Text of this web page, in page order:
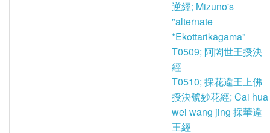
逆經; Mizuno's
"alternate
*Ekottarikāgama"
T0509; 阿闍世王授決
經
T0510; 採花違王上佛
授決號妙花經; Cai hua
wei wang jing 採華違
王經